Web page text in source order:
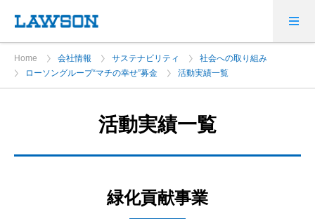
Home 会社情報 サステナビリティ
社会への取り組み
ローソングループ“マチの幸せ”募金
活動実績一覧
活動実績一覧
緑化貢献事業